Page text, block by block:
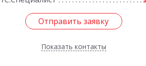
Отправить заявку
Показать контакты
Отправить заявку
Назад